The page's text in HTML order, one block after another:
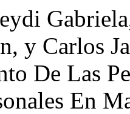
y Carlos
De Las
En